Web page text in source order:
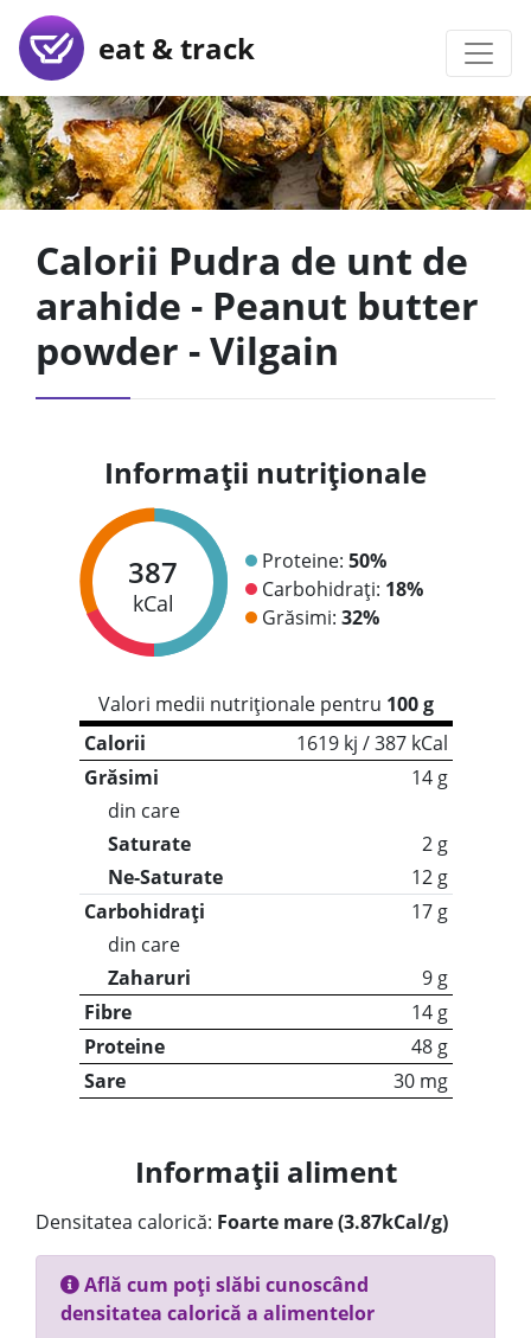
eat & track
Calorii Pudra de unt de
arahide - Peanut butter
powder - Vilgain
Informații nutriționale
387
kCal
Proteine: 50%
Carbohidrați: 18%
Grăsimi: 32%
Valori medii nutriționale pentru 100 g
Calorii
1619 kj / 387 kCal
Grăsimi
14 g
din care
Saturate
2 g
Ne-Saturate
12 g
Carbohidrați
17 g
din care
Zaharuri
9 g
Fibre
14 g
Proteine
48 g
Sare
30 mg
Informații aliment
Densitatea calorică: Foarte mare (3.87kCal/g)
Află cum poți slăbi cunoscând
densitatea calorică a alimentelor